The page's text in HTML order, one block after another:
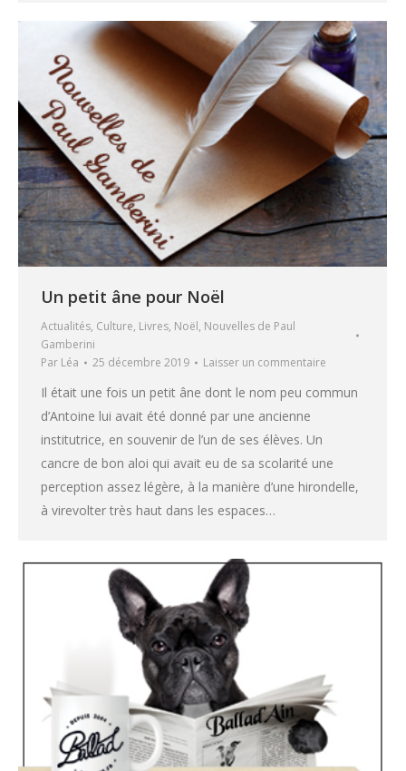
Un petit âne pour Noël
Actualités, Culture, Livres, Noël, Nouvelles de Paul
Gamberini
Par Léa 25 décembre 2019 Laisser un commentaire
Il était une fois un petit âne dont le nom peu commun
d’Antoine lui avait été donné par une ancienne
institutrice, en souvenir de l’un de ses élèves. Un
cancre de bon aloi qui avait eu de sa scolarité une
perception assez légère, à la manière d’une hirondelle,
à virevolter très haut dans les espaces…